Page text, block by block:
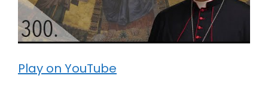
Play on YouTube